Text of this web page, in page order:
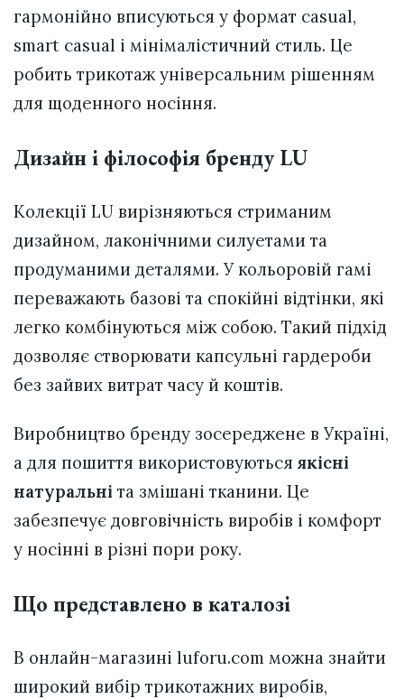
гармонійно вписуються у формат casual,
smart casual і мінімалістичний стиль. Це
робить трикотаж універсальним рішенням
для щоденного носіння.
Дизайн і філософія бренду LU
Колекції LU вирізняються стриманим
дизайном, лаконічними силуетами та
продуманими деталями. У кольоровій гамі
переважають базові та спокійні відтінки, які
легко комбінуються між собою. Такий підхід
дозволяє створювати капсульні гардероби
без зайвих витрат часу й коштів.
Виробництво бренду зосереджене в Україні,
а для пошиття використовуються якісні
натуральні та змішані тканини. Це
забезпечує довговічність виробів і комфорт
у носінні в різні пори року.
Що представлено в каталозі
В онлайн-магазині luforu.com можна знайти
широкий вибір трикотажних виробів,